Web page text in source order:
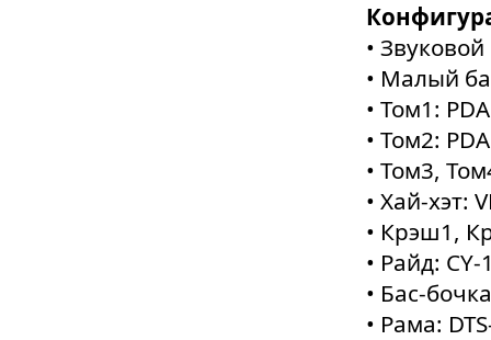
•
• Малый
• Том1:
• Том2:
• Том3,
• Хай-хэт:
• Крэш1,
• Райд:
• Бас-
• Рама: